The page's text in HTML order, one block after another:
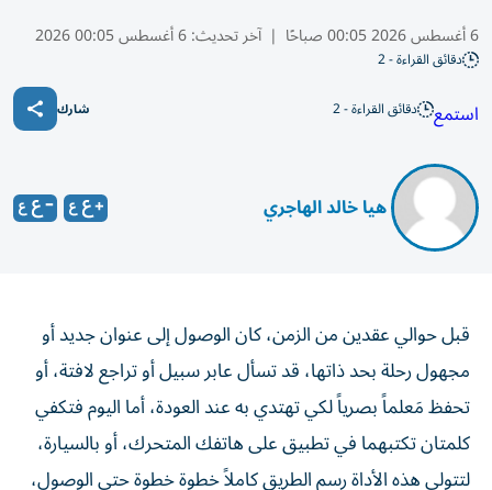
6 أغسطس 2026 00:05 صباحًا | آخر تحديث:6 أغسطس 00:05 2026
دقائق القراءة - 2
استمع دقائق القراءة - 2 شارك
​ هيا خالد الهاجري
قبل حوالي عقدين من الزمن، كان الوصول إلى عنوان جديد أو
مجهول رحلة بحد ذاتها، قد تسأل عابر سبيل أو تراجع لافتة، أو
تحفظ مَعلماً بصرياً لكي تهتدي به عند العودة، أما اليوم فتكفي
كلمتان تكتبهما في تطبيق على هاتفك المتحرك، أو بالسيارة،
لتتولى هذه الأداة رسم الطريق كاملاً خطوة خطوة حتى الوصول،